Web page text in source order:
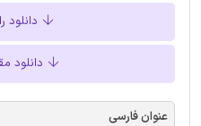
دانلود
دانلود
عنوان فارسی